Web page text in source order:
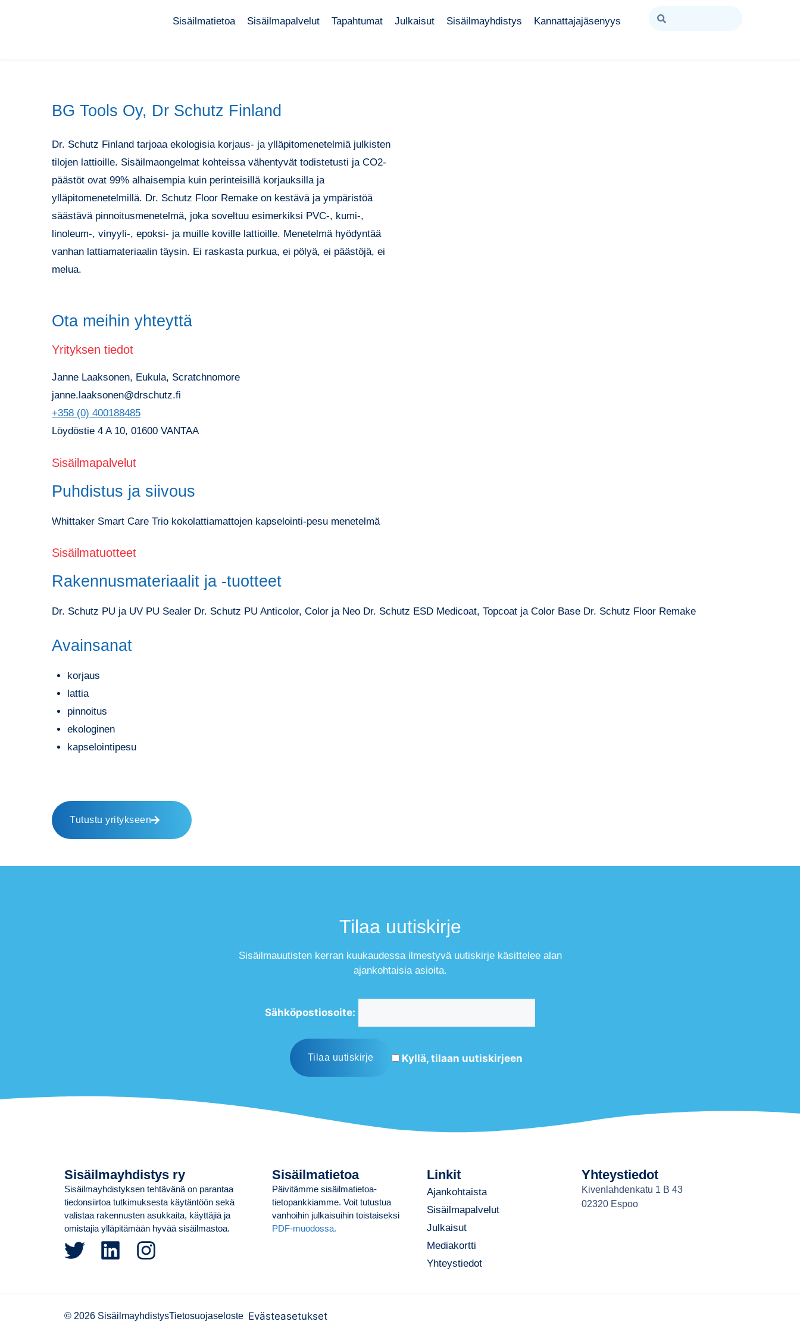
Sisäilmatietoa Sisäilmapalvelut Tapahtumat Julkaisut Sisäilmayhdistys Kannattajajäsenyys
BG Tools Oy, Dr Schutz Finland
Dr. Schutz Finland tarjoaa ekologisia korjaus- ja ylläpitomenetelmiä julkisten
tilojen lattioille. Sisäilmaongelmat kohteissa vähentyvät todistetusti ja CO2-
päästöt ovat 99% alhaisempia kuin perinteisillä korjauksilla ja
ylläpitomenetelmillä. Dr. Schutz Floor Remake on kestävä ja ympäristöä
säästävä pinnoitusmenetelmä, joka soveltuu esimerkiksi PVC-, kumi-,
linoleum-, vinyyli-, epoksi- ja muille koville lattioille. Menetelmä hyödyntää
vanhan lattiamateriaalin täysin. Ei raskasta purkua, ei pölyä, ei päästöjä, ei
melua.
Ota meihin yhteyttä
Yrityksen tiedot
Janne Laaksonen, Eukula, Scratchnomore
janne.laaksonen@drschutz.fi
+358 (0) 400188485
Löydöstie 4 A 10, 01600 VANTAA
Sisäilmapalvelut
Puhdistus ja siivous
Whittaker Smart Care Trio kokolattiamattojen kapselointi-pesu menetelmä
Sisäilmatuotteet
Rakennusmateriaalit ja -tuotteet
Dr. Schutz PU ja UV PU Sealer Dr. Schutz PU Anticolor, Color ja Neo Dr. Schutz ESD Medicoat, Topcoat ja Color Base Dr. Schutz Floor Remake
Avainsanat
korjaus
lattia
pinnoitus
ekologinen
kapselointipesu
Tutustu yritykseen
Tilaa uutiskirje
Sisäilmauutisten kerran kuukaudessa ilmestyvä uutiskirje käsittelee alan
ajankohtaisia asioita.
Sähköpostiosoite:
Kyllä, tilaan uutiskirjeen
Sisäilmayhdistys ry
Sisäilmayhdistyksen tehtävänä on parantaa
tiedonsiirtoa tutkimuksesta käytäntöön sekä
valistaa rakennusten asukkaita, käyttäjiä ja
omistajia ylläpitämään hyvää sisäilmastoa.
Sisäilmatietoa
Päivitämme sisäilmatietoa-
tietopankkiamme. Voit tutustua
vanhoihin julkaisuihin toistaiseksi
PDF-muodossa.
Linkit
Ajankohtaista
Sisäilmapalvelut
Julkaisut
Mediakortti
Yhteystiedot
Yhteystiedot
Kivenlahdenkatu 1 B 43
02320 Espoo
© 2026 SisäilmayhdistysTietosuojaseloste Evästeasetukset